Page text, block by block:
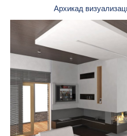
Архикад